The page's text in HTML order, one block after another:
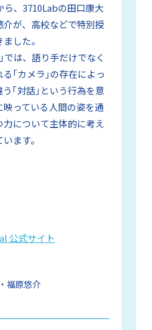
ら、3710Labの田口康大
介が、高校などで特別授
した。
では、語り手だけでなく
｢カメラ｣の存在によっ
｢対話｣という行為を意
っている人間の姿を通
力について主体的に考え
ます。
公式サイト
福原悠介